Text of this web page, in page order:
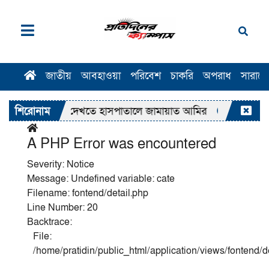
জাতীয় আবহাওয়া পরিবেশ চাকরি অপরাধ
শিরোনাম
দেখতে হাসপাতালে জামায়াত আমির পরীক্ষায় অংশ না
A PHP Error was encountered
Severity: Notice
Message: Undefined variable: cate
Filename: fontend/detail.php
Line Number: 20
Backtrace:
File:
/home/pratidin/public_html/application/views/fontend/